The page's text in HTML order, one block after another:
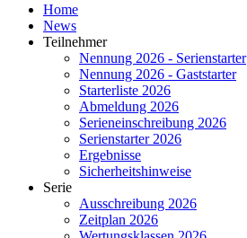
Home
News
Teilnehmer
Nennung 2026 - Serienstarter
Nennung 2026 - Gaststarter
Starterliste 2026
Abmeldung 2026
Serieneinschreibung 2026
Serienstarter 2026
Ergebnisse
Sicherheitshinweise
Serie
Ausschreibung 2026
Zeitplan 2026